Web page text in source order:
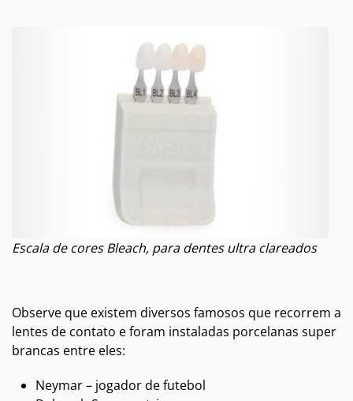
Escala de cores Bleach, para dentes ultra clareados
Observe que existem diversos famosos que recorrem a
lentes de contato e foram instaladas porcelanas super
brancas entre eles:
Neymar – jogador de futebol